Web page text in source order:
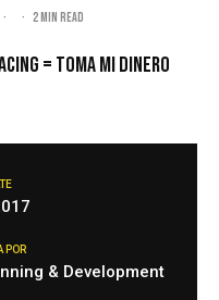
· · 2 min read
= Toma Mi Dinero
POR
& Development